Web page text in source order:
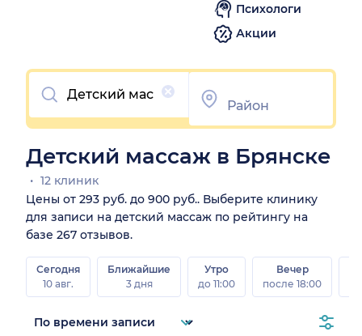
Психологи
Акции
Очистить
Детский массаж в Брянске
12 клиник
Цены от 293 руб. до 900 руб.. Выберите клинику
для записи на детский массаж по рейтингу на
базе 267 отзывов.
Сегодня
10 авг.
Ближайшие
3 дня
Утро
до 11:00
Вечер
после 18:00